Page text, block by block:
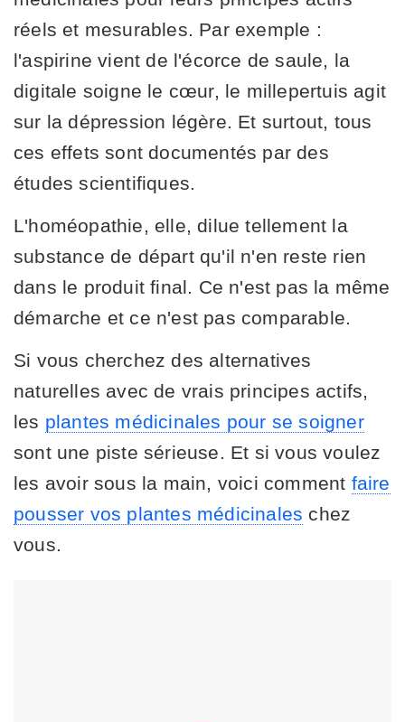
réels et mesurables. Par exemple :
l'aspirine vient de l'écorce de saule, la
digitale soigne le cœur, le millepertuis agit
sur la dépression légère. Et surtout, tous
ces effets sont documentés par des
études scientifiques.
L'homéopathie, elle, dilue tellement la
substance de départ qu'il n'en reste rien
dans le produit final. Ce n'est pas la même
démarche et ce n'est pas comparable.
Si vous cherchez des alternatives
naturelles avec de vrais principes actifs,
les plantes médicinales pour se soigner
sont une piste sérieuse. Et si vous voulez
les avoir sous la main, voici comment faire
pousser vos plantes médicinales chez
vous.